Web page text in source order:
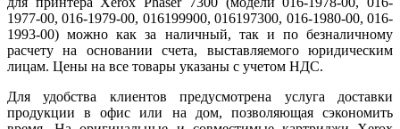
1977-00, 016-1979-00, 016199900, 016197300, 016-1980-00, 016-
1993-00) можно как за наличный, так и по безналичному
расчету на основании счета, выставляемого юридическим
лицам. Цены на все товары указаны с учетом НДС.
Для удобства клиентов предусмотрена услуга доставки
продукции в офис или на дом, позволяющая сэкономить